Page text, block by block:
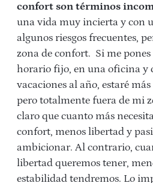
confort son términos
una vida muy incierta y con
algunos riesgos frecuentes,
zona de confort. Si me
horario fijo, en una oficina y
vacaciones al año, estaré
pero totalmente fuera de mi
claro que cuanto más
confort, menos libertad y
ambicionar. Al contrario,
libertad queremos tener,
estabilidad tendremos. Lo